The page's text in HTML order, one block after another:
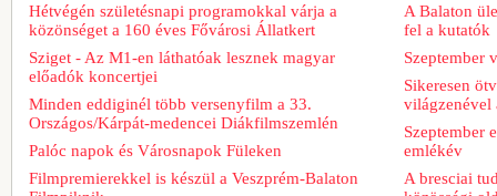
Hétvégén születésnapi programokkal várja a
közönséget a 160 éves Fővárosi Állatkert
Sziget - Az M1-en láthatóak lesznek magyar
előadók koncertjei
Minden eddiginél több versenyfilm a 33.
Országos/Kárpát-medencei Diákfilmszemlén
Palóc napok és Városnapok Füleken
Filmpremierekkel is készül a Veszprém-Balaton
A Balaton
fel a kutatók
Szeptember
Sikeresen
világzenével
Szeptember
emlékév
A bresciai